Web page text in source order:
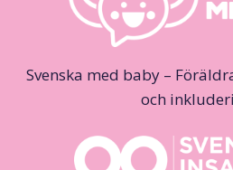
Svenska med baby –
och